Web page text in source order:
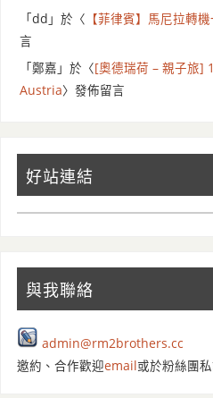
「dd 」於〈 【菲律賓】馬尼拉轉
言
「鄭嘉 」於〈[奧德瑞荷 – 親子旅]
Austria〉發佈留言
好站連結
與我聯絡
admin@rm2brothers.cc
邀約、合作歡迎email或於粉絲團